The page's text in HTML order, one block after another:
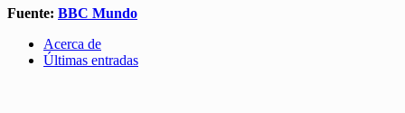
Fuente: BBC Mundo
Acerca de
Últimas entradas